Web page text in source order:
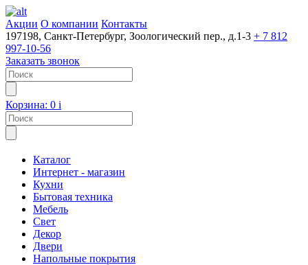
Акции О компании Контакты
197198, Санкт-Петербург, Зоологический пер., д.1-3 + 7 812
997-10-56
Заказать звонок
Корзина: 0 i
Каталог
Интернет - магазин
Кухни
Бытовая техника
Мебель
Свет
Декор
Двери
Напольные покрытия